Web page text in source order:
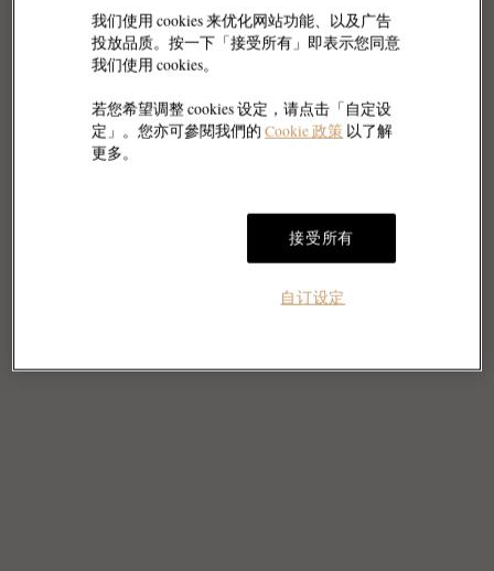
我们使用 cookies 来优化网站功能、以及广告
投放品质。按一下「接受所有」即表示您同意
我们使用 cookies。
若您希望调整 cookies 设定，请点击「自定设
定」。您亦可參閱我們的Cookie 政策 以了解
更多。
接受所有
自订设定